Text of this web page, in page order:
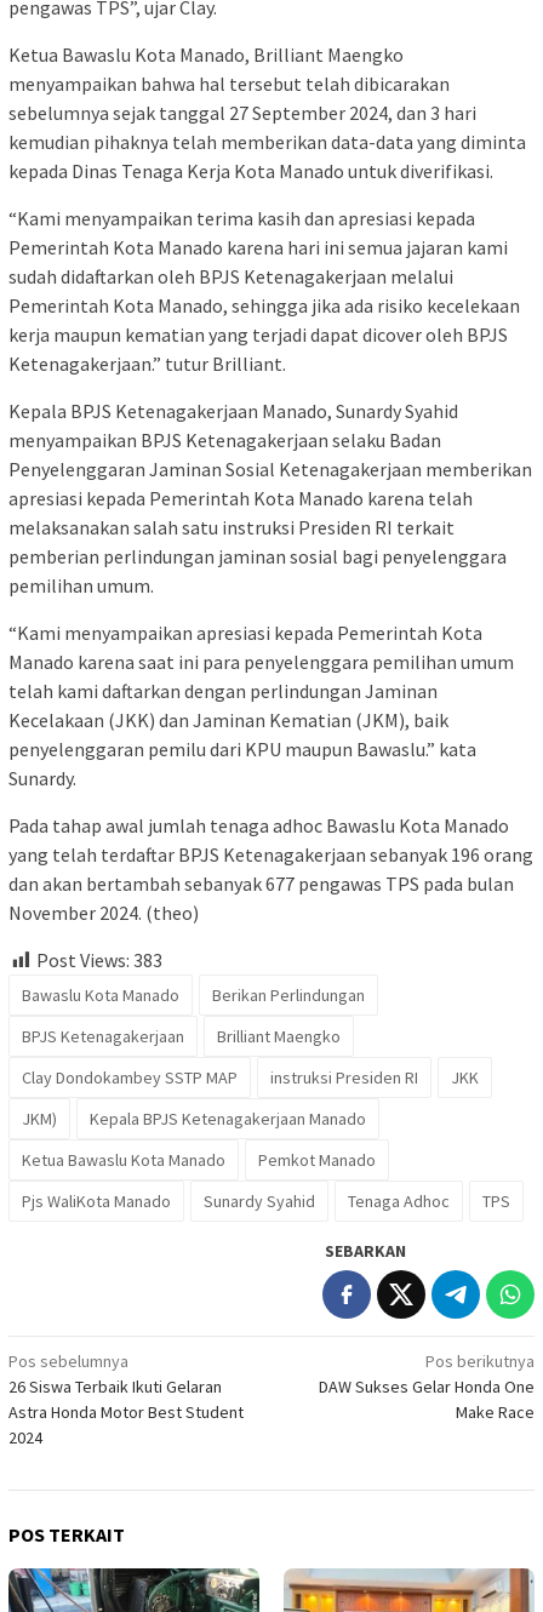
pengawas TPS”, ujar Clay.
Ketua Bawaslu Kota Manado, Brilliant Maengko
menyampaikan bahwa hal tersebut telah dibicarakan
sebelumnya sejak tanggal 27 September 2024, dan 3 hari
kemudian pihaknya telah memberikan data-data yang diminta
kepada Dinas Tenaga Kerja Kota Manado untuk diverifikasi.
“Kami menyampaikan terima kasih dan apresiasi kepada
Pemerintah Kota Manado karena hari ini semua jajaran kami
sudah didaftarkan oleh BPJS Ketenagakerjaan melalui
Pemerintah Kota Manado, sehingga jika ada risiko kecelekaan
kerja maupun kematian yang terjadi dapat dicover oleh BPJS
Ketenagakerjaan.” tutur Brilliant.
Kepala BPJS Ketenagakerjaan Manado, Sunardy Syahid
menyampaikan BPJS Ketenagakerjaan selaku Badan
Penyelenggaran Jaminan Sosial Ketenagakerjaan memberikan
apresiasi kepada Pemerintah Kota Manado karena telah
melaksanakan salah satu instruksi Presiden RI terkait
pemberian perlindungan jaminan sosial bagi penyelenggara
pemilihan umum.
“Kami menyampaikan apresiasi kepada Pemerintah Kota
Manado karena saat ini para penyelenggara pemilihan umum
telah kami daftarkan dengan perlindungan Jaminan
Kecelakaan (JKK) dan Jaminan Kematian (JKM), baik
penyelenggaran pemilu dari KPU maupun Bawaslu.” kata
Sunardy.
Pada tahap awal jumlah tenaga adhoc Bawaslu Kota Manado
yang telah terdaftar BPJS Ketenagakerjaan sebanyak 196 orang
dan akan bertambah sebanyak 677 pengawas TPS pada bulan
November 2024. (theo)
Post Views: 383
Bawaslu Kota Manado
Berikan Perlindungan
BPJS Ketenagakerjaan
Brilliant Maengko
Clay Dondokambey SSTP MAP
instruksi Presiden RI
JKK
JKM)
Kepala BPJS Ketenagakerjaan Manado
Ketua Bawaslu Kota Manado
Pemkot Manado
Pjs WaliKota Manado
Sunardy Syahid Tenaga Adhoc TPS
SEBARKAN
Navigasi
pos
Pos sebelumnya
26 Siswa Terbaik Ikuti Gelaran
Astra Honda Motor Best Student
2024
Pos berikutnya
DAW Sukses Gelar Honda One
Make Race
POS TERKAIT